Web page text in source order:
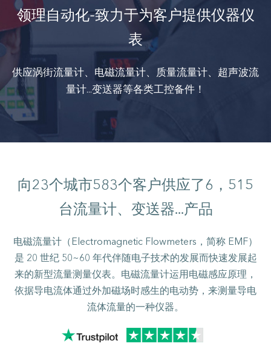
领理自动化-致力于为客户提供仪器仪
表
供应涡街流量计、电磁流量计、质量流量计、超声波流
量计...变送器等各类工控备件！
向23个城市583个客户供应了6，515
台流量计、变送器...产品
电磁流量计（Electromagnetic Flowmeters，简称 EMF）
是 20 世纪 50~60 年代伴随电子技术的发展而快速发展起
来的新型流量测量仪表。电磁流量计运用电磁感应原理，
依据导电流体通过外加磁场时感生的电动势，来测量导电
流体流量的一种仪器。